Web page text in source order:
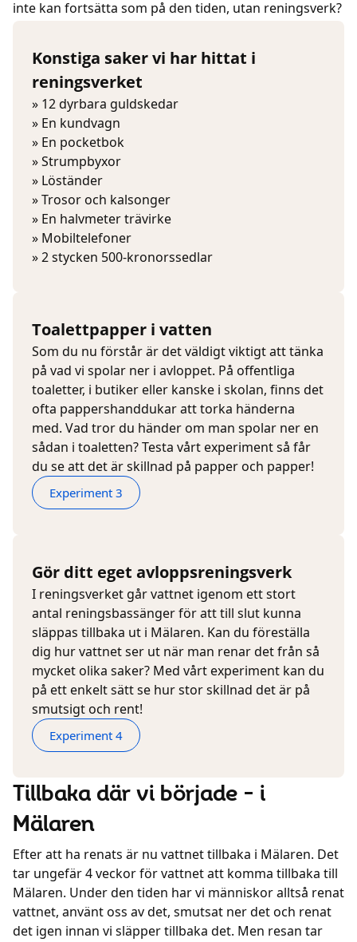
inte kan fortsätta som på den tiden, utan reningsverk?
Konstiga saker vi har hittat i
reningsverket
» 12 dyrbara guldskedar
» En kundvagn
» En pocketbok
» Strumpbyxor
» Löständer
» Trosor och kalsonger
» En halvmeter trävirke
» Mobiltelefoner
» 2 stycken 500-kronorssedlar
Toalettpapper i vatten
Som du nu förstår är det väldigt viktigt att tänka
på vad vi spolar ner i avloppet. På offentliga
toaletter, i butiker eller kanske i skolan, finns det
ofta pappershanddukar att torka händerna
med. Vad tror du händer om man spolar ner en
sådan i toaletten? Testa vårt experiment så får
du se att det är skillnad på papper och papper!
Experiment 3
Gör ditt eget avloppsreningsverk
I reningsverket går vattnet igenom ett stort
antal reningsbassänger för att till slut kunna
släppas tillbaka ut i Mälaren. Kan du föreställa
dig hur vattnet ser ut när man renar det från så
mycket olika saker? Med vårt experiment kan du
på ett enkelt sätt se hur stor skillnad det är på
smutsigt och rent!
Experiment 4
Tillbaka där vi började – i
Mälaren
Efter att ha renats är nu vattnet tillbaka i Mälaren. Det
tar ungefär 4 veckor för vattnet att komma tillbaka till
Mälaren. Under den tiden har vi människor alltså renat
vattnet, använt oss av det, smutsat ner det och renat
det igen innan vi släpper tillbaka det. Men resan tar